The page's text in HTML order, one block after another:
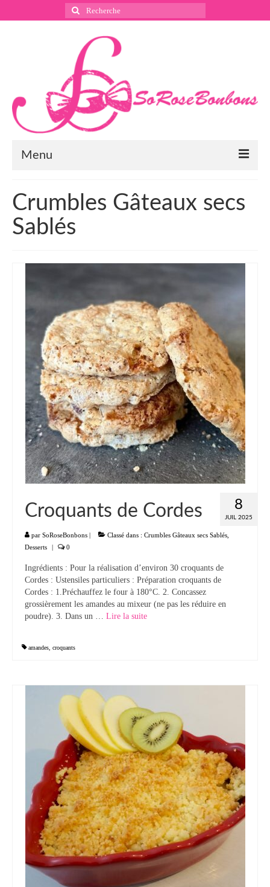
Rechercher
:
Menu
Instagram
Pinterest
Facebook
Aumônières Feuilletés Samoussas
Blinis Cakes
Salades Verrines
Tartinades Tartines
Divers entrées
Plats
Légumes
Pâtes Riz Polenta
Poissons
Viandes
Desserts
Cakes Cheesecakes Pancakes
Caramel Compotes Confitures
Clafoutis Crèmes Flans
Crumbles Gâteaux secs Sablés
Friandises Mignardises
Gâteaux Tartes
Panna cotta Tiramisu
Divers desserts
Sauces
Crumbles Gâteaux secs
Sablés
8
JUIL 2025
Croquants de Cordes
par SoRoseBonbons | Classé dans : Crumbles Gâteaux secs Sablés
Desserts
| 0
Ingrédients : Pour la réalisation d’environ 30 croquants de
Cordes : Ustensiles particuliers : Préparation croquants de
Cordes : 1.Préchauffez le four à 180°C. 2. Concassez
grossièrement les amandes au mixeur (ne pas les réduire en
poudre). 3. Dans un … Lire la suite­­
amandes croquants